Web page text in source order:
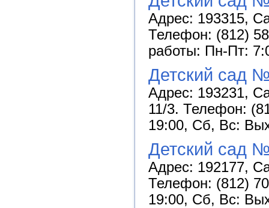
Адрес: 193315,
Телефон: (812)
работы: Пн-Пт:
Детский сад
Адрес: 193231,
11/3. Телефон:
19:00, Сб, Вс:
Детский сад
Адрес: 192177,
Телефон: (812)
19:00, Сб, Вс: